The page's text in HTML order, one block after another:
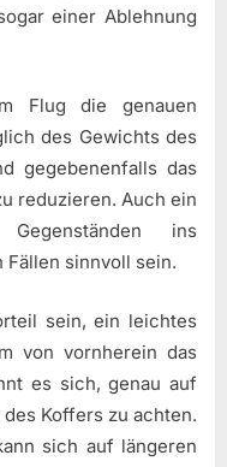
einer Ablehnung
Flug die genauen
des Gewichts des
gegebenenfalls das
reduzieren. Auch ein
ins
Fällen sinnvoll sein.
sein, ein leichtes
von vornherein das
es sich, genau auf
Koffers zu achten.
sich auf längeren